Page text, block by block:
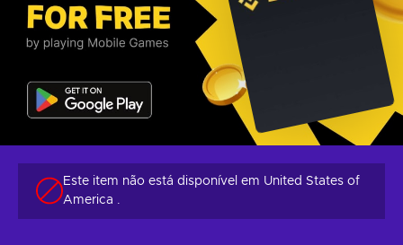
Este item não está disponível em United States of
America .